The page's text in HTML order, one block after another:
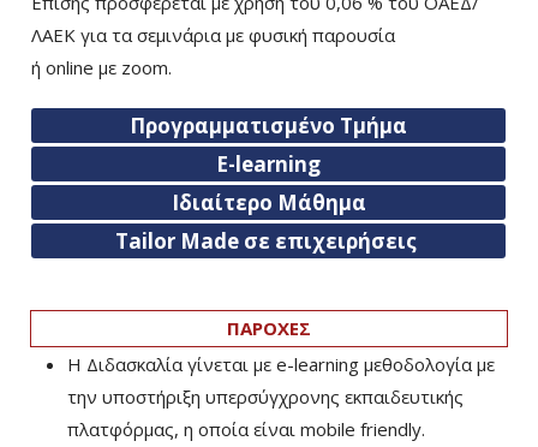
ΛΑΕΚ για τα σεμινάρια με φυσική παρουσία
ή online με zoom.
Προγραμματισμένο Τμήμα
E-learning
Ιδιαίτερο Μάθημα
Tailor Made σε επιχειρήσεις
ΠΑΡΟΧΕΣ
Η Διδασκαλία γίνεται με e-learning μεθοδολογία με
την υποστήριξη υπερσύγχρονης εκπαιδευτικής
πλατφόρμας, η οποία είναι mobile friendly.